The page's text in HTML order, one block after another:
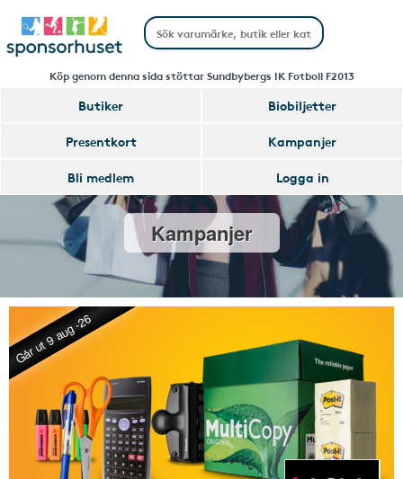
Köp genom denna sida stöttar Sundbybergs IK Fotboll F2013
Butiker
Biobiljetter
Presentkort
Kampanjer
Bli medlem
Logga in
Kampanjer
Går ut 9 aug -26